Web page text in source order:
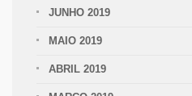
JUNHO 2019
MAIO 2019
ABRIL 2019